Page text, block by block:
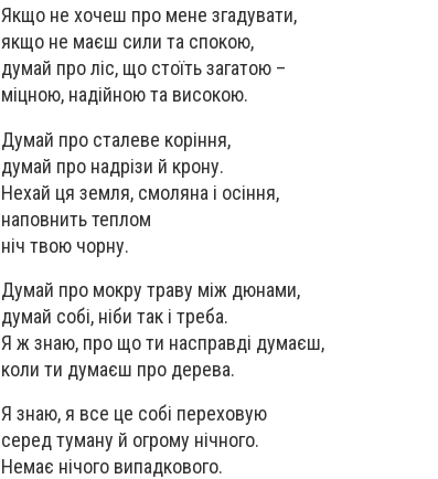
Якщо не хочеш про мене згадувати,
якщо не маєш сили та спокою,
думай про ліс, що стоїть загатою –
міцною, надійною та високою.
Думай про сталеве коріння,
думай про надрізи й крону.
Нехай ця земля, смоляна і осіння,
наповнить теплом
ніч твою чорну.
Думай про мокру траву між дюнами,
думай собі, ніби так і треба.
Я ж знаю, про що ти насправді думаєш,
коли ти думаєш про дерева.
Я знаю, я все це собі переховую
серед туману й огрому нічного.
Немає нічого випадкового.